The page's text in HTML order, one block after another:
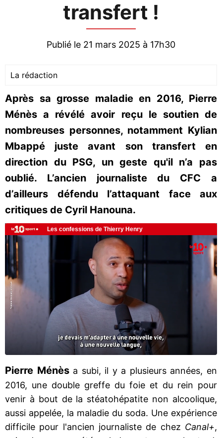
transfert !
Publié le 21 mars 2025 à 17h30
La rédaction
Après sa grosse maladie en 2016, Pierre
Ménès a révélé avoir reçu le soutien de
nombreuses personnes, notamment Kylian
Mbappé juste avant son transfert en
direction du PSG, un geste qu'il n’a pas
oublié. L’ancien journaliste du CFC a
d’ailleurs défendu l’attaquant face aux
critiques de Cyril Hanouna.
Pierre Ménèsa subi, il y a plusieurs années, en
2016, une double greffe du foie et du rein pour
venir à bout de la stéatohépatite non alcoolique,
aussi appelée, la maladie du soda. Une expérience
difficile pour l'ancien journaliste de chez Canal+,